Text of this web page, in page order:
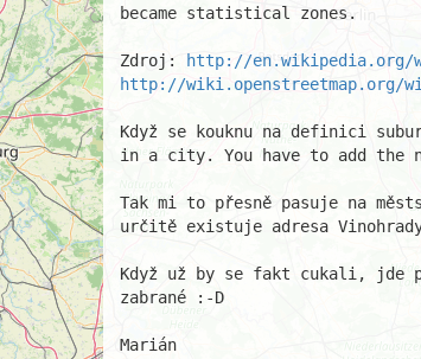
became statistical zones.
Zdroj: http://
http://wiki.openstreetmap.org/
Když se kouknu na definici
in a city. You have to add the
Tak mi to přesně pasuje na
určitě existuje adresa
Když už by se fakt cukali, jde
zabrané :-D
Marián